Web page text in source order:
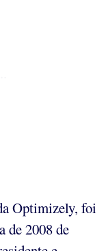
Optimizely, foi
de 2008 de